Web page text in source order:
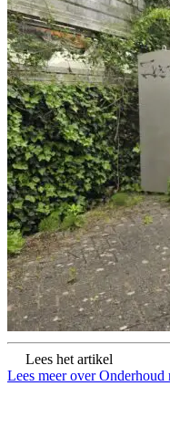
Lees het artikel
Lees meer over